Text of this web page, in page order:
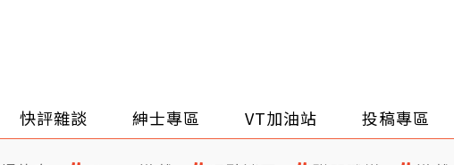
快評雜談 紳士專區 VT加油站 投稿專區